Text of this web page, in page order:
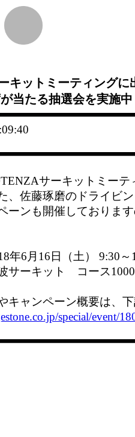
キットミーティングに
当たる抽選会を実施中
サーキットミー
、佐藤琢磨のドライビ
ーンも開催しておりま
年6月16日（土） 9:30
サーキット コース1000
キャンペーン概要は、
special/event/